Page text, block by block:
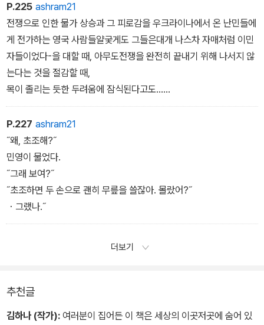
P.225 ashram21
전쟁으로 인한 물가 상승과 그 피로감을 우크라이나에서 온 난민들에
게 전가하는 영국 사람들얄궂게도 그들은대개 나스차 자매처럼 이민
자들이었다-을 대할 때, 아무도전쟁을 완전히 끝내기 위해 나서지 않
는다는 것을 절감할 때,
목이 졸리는 듯한 두려움에 잠식된다고도......
P.227 ashram21
˝왜, 초조해?˝
민영이 물었다.
˝그래 보여?˝
˝초조하면 두 손으로 괜히 무릎을 쓸잖아. 몰랐어?˝
・그랬나.˝
더보기
추천글
김하나 (작가): 여러분이 집어든 이 책은 세상의 이곳저곳에 숨어 있